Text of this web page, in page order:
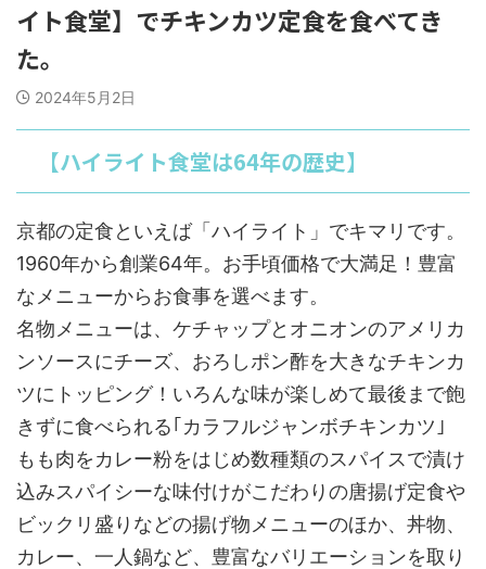
イト食堂】でチキンカツ定食を食べてき
た。
2024年5月2日
【ハイライト食堂は64年の歴史】
京都の定食といえば「ハイライト」でキマリです。
1960年から創業64年。お手頃価格で大満足！豊富
なメニューからお食事を選べます。
名物メニューは、ケチャップとオニオンのアメリカ
ンソースにチーズ、おろしポン酢を大きなチキンカ
ツにトッピング！いろんな味が楽しめて最後まで飽
きずに食べられる｢カラフルジャンボチキンカツ｣
もも肉をカレー粉をはじめ数種類のスパイスで漬け
込みスパイシーな味付けがこだわりの唐揚げ定食や
ビックリ盛りなどの揚げ物メニューのほか、丼物、
カレー、一人鍋など、豊富なバリエーションを取り